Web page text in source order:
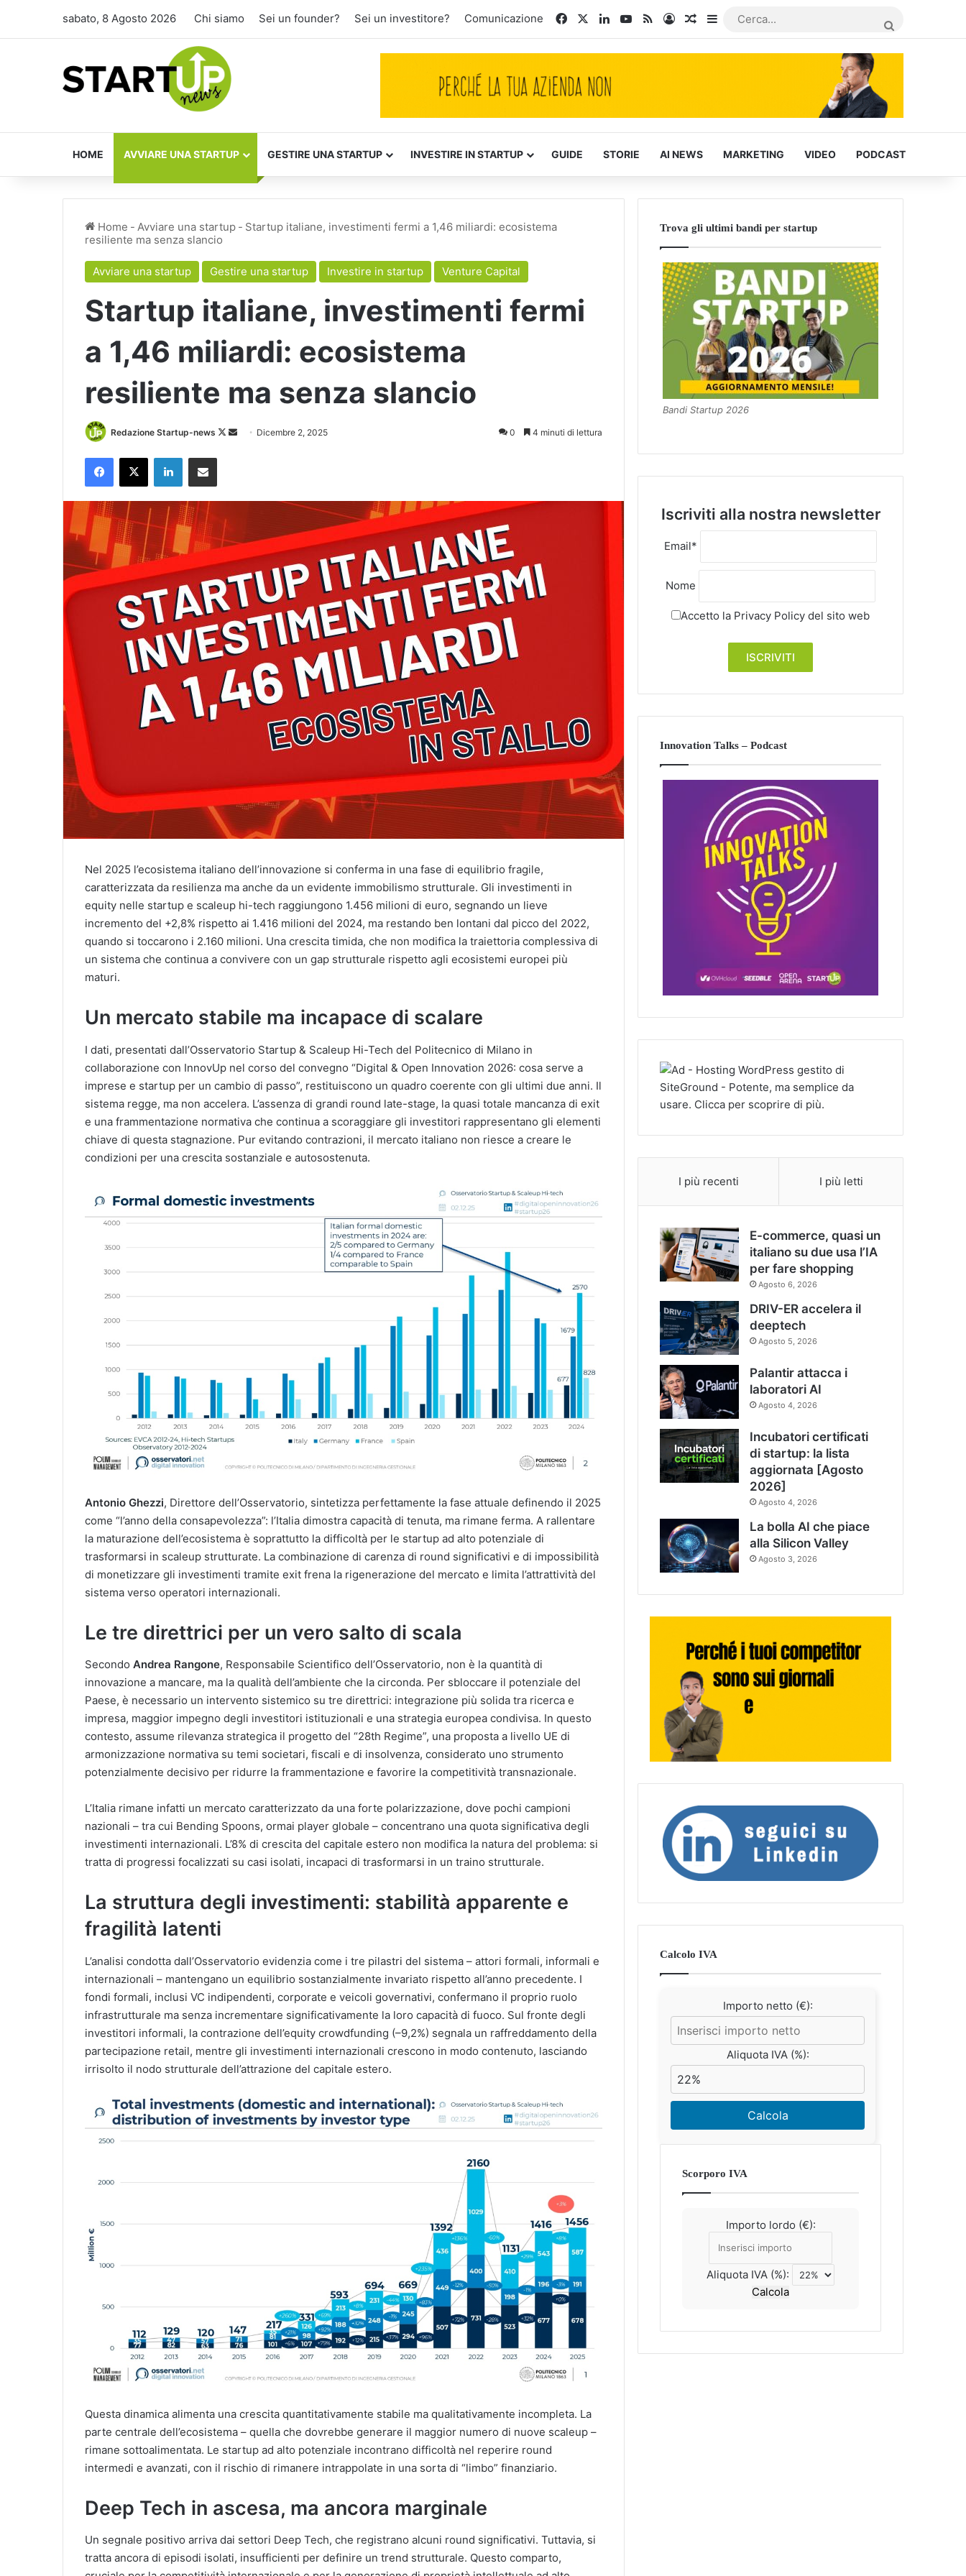
sabato, 8 Agosto 2026 Chi siamo Sei un founder? Sei un investitore? Comunicazione FacebookLinkedInYou Tube
RSSAccediArticoli Casuali
Barra laterale
HOME AVVIARE UNA STARTUP GESTIRE UNA STARTUP INVESTIRE IN STARTUP GUIDE STORIE AI NEWS MARKETING VIDEO PODCAST
Home - Avviare una startup - Startup italiane, investimenti fermi a 1,46 miliardi: ecosistema
resiliente ma senza slancio
Avviare una startup Gestire una startup Investire in startup Venture Capital
Startup italiane, investimenti fermi
a 1,46 miliardi: ecosistema
resiliente ma senza slancio
Redazione Startup-news
Follow
Invia Dicembre 2, 2025 0 4 minuti di lettura
Facebook
X LinkedInCondividi via Email
Nel 2025 l’ecosistema italiano dell’innovazione si conferma in una fase di equilibrio fragile,
caratterizzata da resilienza ma anche da un evidente immobilismo strutturale. Gli investimenti in
equity nelle startup e scaleup hi-tech raggiungono 1.456 milioni di euro, segnando un lieve
incremento del +2,8% rispetto ai 1.416 milioni del 2024, ma restando ben lontani dal picco del 2022,
quando si toccarono i 2.160 milioni. Una crescita timida, che non modifica la traiettoria complessiva di
un sistema che continua a convivere con un gap strutturale rispetto agli ecosistemi europei più
maturi.
Un mercato stabile ma incapace di scalare
I dati, presentati dall’Osservatorio Startup & Scaleup Hi-Tech del Politecnico di Milano in
collaborazione con InnovUp nel corso del convegno “Digital & Open Innovation 2026: cosa serve a
imprese e startup per un cambio di passo”, restituiscono un quadro coerente con gli ultimi due anni. Il
sistema regge, ma non accelera. L’assenza di grandi round late-stage, la quasi totale mancanza di exit
e una frammentazione normativa che continua a scoraggiare gli investitori rappresentano gli elementi
chiave di questa stagnazione. Pur evitando contrazioni, il mercato italiano non riesce a creare le
condizioni per una crescita sostanziale e autosostenuta.
Antonio Ghezzi, Direttore dell’Osservatorio, sintetizza perfettamente la fase attuale definendo il 2025
come “l’anno della consapevolezza”: l’Italia dimostra capacità di tenuta, ma rimane ferma. A rallentare
la maturazione dell’ecosistema è soprattutto la difficoltà per le startup ad alto potenziale di
trasformarsi in scaleup strutturate. La combinazione di carenza di round significativi e di impossibilità
di monetizzare gli investimenti tramite exit frena la rigenerazione del mercato e limita l’attrattività del
sistema verso operatori internazionali.
Le tre direttrici per un vero salto di scala
Secondo Andrea Rangone, Responsabile Scientifico dell’Osservatorio, non è la quantità di
innovazione a mancare, ma la qualità dell’ambiente che la circonda. Per sbloccare il potenziale del
Paese, è necessario un intervento sistemico su tre direttrici: integrazione più solida tra ricerca e
impresa, maggior impegno degli investitori istituzionali e una strategia europea condivisa. In questo
contesto, assume rilevanza strategica il progetto del “28th Regime”, una proposta a livello UE di
armonizzazione normativa su temi societari, fiscali e di insolvenza, considerato uno strumento
potenzialmente decisivo per ridurre la frammentazione e favorire la competitività transnazionale.
L’Italia rimane infatti un mercato caratterizzato da una forte polarizzazione, dove pochi campioni
nazionali – tra cui Bending Spoons, ormai player globale – concentrano una quota significativa degli
investimenti internazionali. L’8% di crescita del capitale estero non modifica la natura del problema: si
tratta di progressi focalizzati su casi isolati, incapaci di trasformarsi in un traino strutturale.
La struttura degli investimenti: stabilità apparente e
fragilità latenti
L’analisi condotta dall’Osservatorio evidenzia come i tre pilastri del sistema – attori formali, informali e
internazionali – mantengano un equilibrio sostanzialmente invariato rispetto all’anno precedente. I
fondi formali, inclusi VC indipendenti, corporate e veicoli governativi, confermano il proprio ruolo
infrastrutturale ma senza incrementare significativamente la loro capacità di fuoco. Sul fronte degli
investitori informali, la contrazione dell’equity crowdfunding (–9,2%) segnala un raffreddamento della
partecipazione retail, mentre gli investimenti internazionali crescono in modo contenuto, lasciando
irrisolto il nodo strutturale dell’attrazione del capitale estero.
Questa dinamica alimenta una crescita quantitativamente stabile ma qualitativamente incompleta. La
parte centrale dell’ecosistema – quella che dovrebbe generare il maggior numero di nuove scaleup –
rimane sottoalimentata. Le startup ad alto potenziale incontrano difficoltà nel reperire round
intermedi e avanzati, con il rischio di rimanere intrappolate in una sorta di “limbo” finanziario.
Deep Tech in ascesa, ma ancora marginale
Un segnale positivo arriva dai settori Deep Tech, che registrano alcuni round significativi. Tuttavia, si
tratta ancora di episodi isolati, insufficienti per definire un trend strutturale. Questo comparto,
Trova gli ultimi bandi per startup
Bandi Startup 2026
Iscriviti alla nostra newsletter
Email*
Nome
Accetto la Privacy Policy del sito web
Innovation Talks – Podcast
I più recenti I più letti
E-commerce, quasi un
italiano su due usa l’IA
per fare shopping
Agosto 6, 2026
DRIV-ER accelera il
deeptech
Agosto 5, 2026
Palantir attacca i
laboratori AI
Agosto 4, 2026
Incubatori certificati
di startup: la lista
aggiornata [Agosto
2026]
Agosto 4, 2026
La bolla AI che piace
alla Silicon Valley
Agosto 3, 2026
Calcolo IVA
Importo netto (€):
Aliquota IVA (%):
Calcola
Scorporo IVA
Importo lordo (€):
Aliquota IVA (%):
Calcola